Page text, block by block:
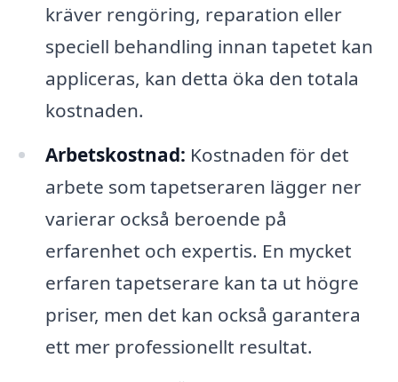
kräver rengöring, reparation eller
speciell behandling innan tapetet kan
appliceras, kan detta öka den totala
kostnaden.
Arbetskostnad: Kostnaden för det
arbete som tapetseraren lägger ner
varierar också beroende på
erfarenhet och expertis. En mycket
erfaren tapetserare kan ta ut högre
priser, men det kan också garantera
ett mer professionellt resultat.